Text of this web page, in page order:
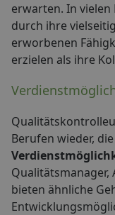
erwarten. In
durch ihre
erworbenen
erzielen als ihre
Berufen wieder,
bieten ähnliche